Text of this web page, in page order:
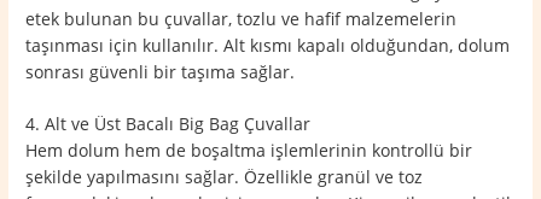
etek bulunan bu çuvallar, tozlu ve hafif malzemelerin
taşınması için kullanılır. Alt kısmı kapalı olduğundan, dolum
sonrası güvenli bir taşıma sağlar.
4. Alt ve Üst Bacalı Big Bag Çuvallar
Hem dolum hem de boşaltma işlemlerinin kontrollü bir
şekilde yapılmasını sağlar. Özellikle granül ve toz